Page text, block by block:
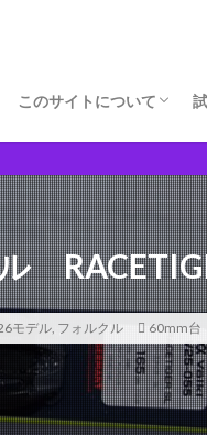
このサイトについて
Blog Author Owned
モノからヒトの理解が深
モデル, フォルクル 60mm台